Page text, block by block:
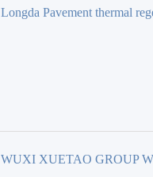
Longda Pavement thermal
WUXI XUETAO GROUP